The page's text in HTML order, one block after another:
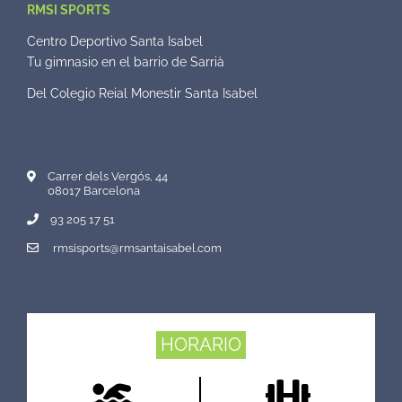
RMSI SPORTS
Centro Deportivo Santa Isabel
Tu gimnasio en el barrio de Sarrià
Del Colegio Reial Monestir Santa Isabel
Carrer dels Vergós, 44
08017 Barcelona
93 205 17 51
rmsisports@rmsantaisabel.com
HORARIO